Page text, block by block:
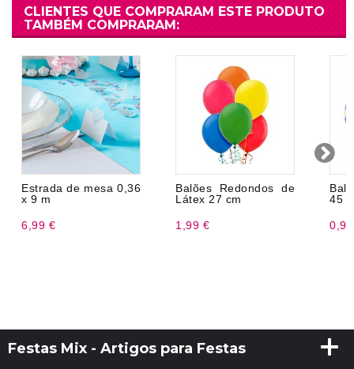
CLIENTES QUE COMPRARAM ESTE PRODUTO
TAMBÉM COMPRARAM:
Estrada de mesa 0,36
x 9 m
6,99 €
Balões Redondos de
Látex 27 cm
1,99 €
45
Festas Mix - Artigos para Festas